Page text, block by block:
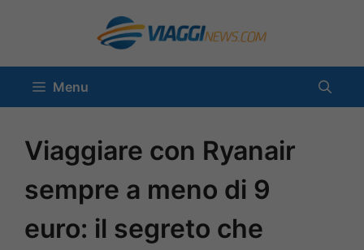
contenuto
Menu
Viaggiare con Ryanair
sempre a meno di 9
euro: il segreto che